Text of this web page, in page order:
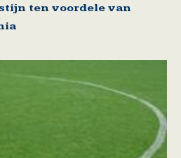
ten voordele van